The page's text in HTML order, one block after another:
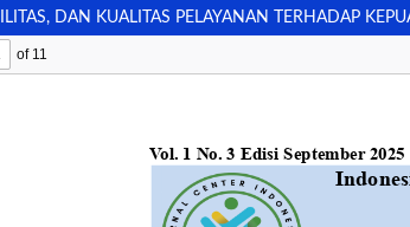
DAN KUALITAS PELAYANAN TERHADAP